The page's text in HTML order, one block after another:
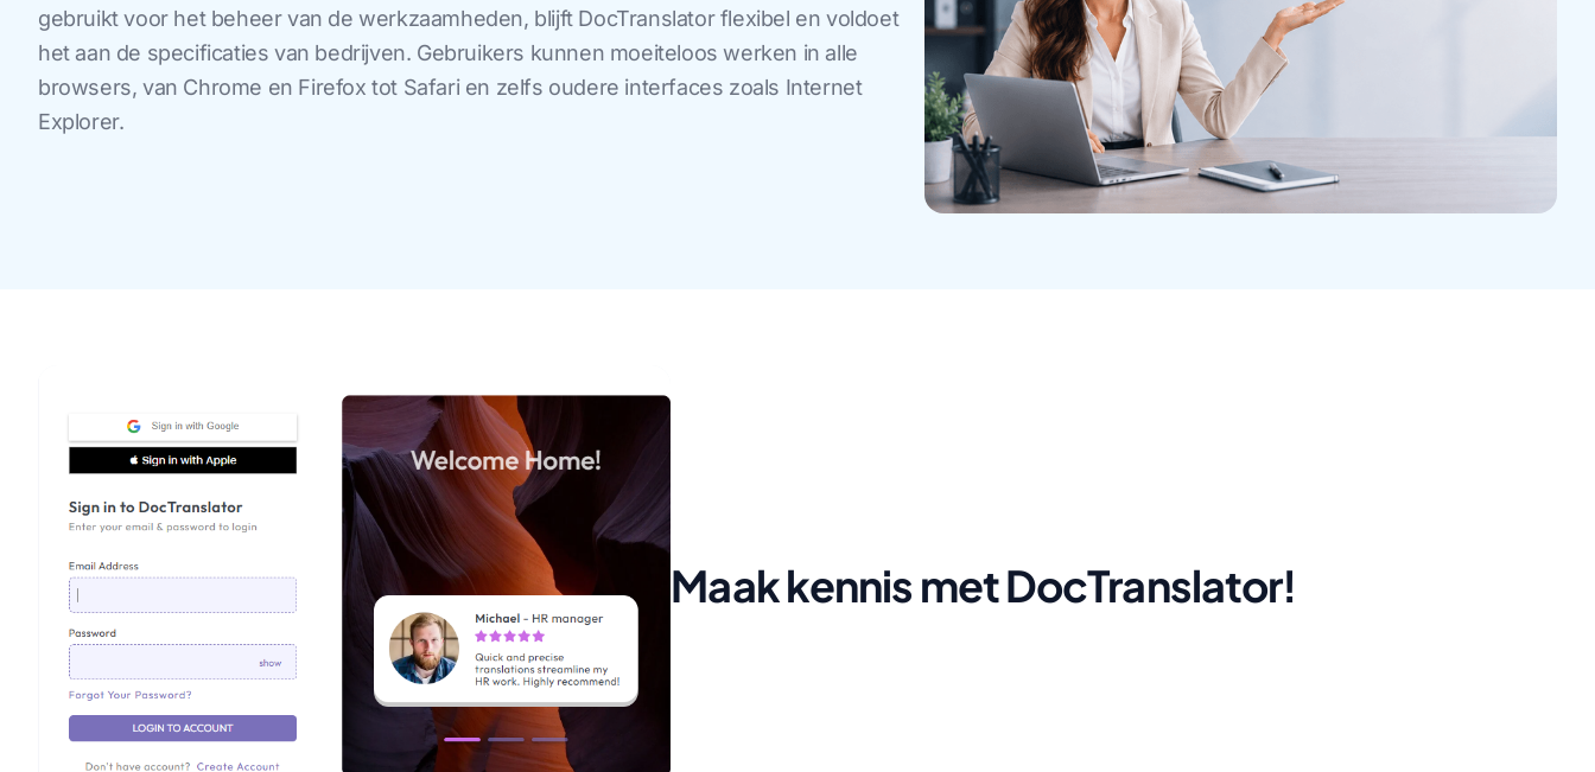
gebruikt voor het beheer van de werkzaamheden, blijft DocTranslator flexibel en voldoet
het aan de specificaties van bedrijven. Gebruikers kunnen moeiteloos werken in alle
browsers, van Chrome en Firefox tot Safari en zelfs oudere interfaces zoals Internet
Explorer.
Maak kennis met DocTranslator!